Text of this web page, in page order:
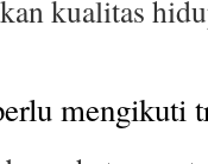
kualitas
mengikuti